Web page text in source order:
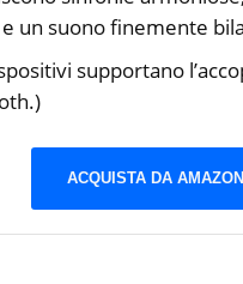
un suono finemente
supportano
ACQUISTA DA AMAZON